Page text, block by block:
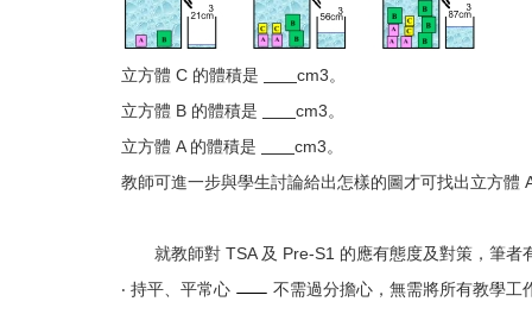
立方體 C 的體積是
cm3。
立方體 B 的體積是
cm3。
立方體 A 的體積是
cm3。
教師可進一步與學生討論給出怎樣的圖才可找出立方體
就教師對 TSA 及 Pre-S1 的應有態度及對策，筆者
‧ 持平、平常心
不需過分擔心，無需將所有教學工